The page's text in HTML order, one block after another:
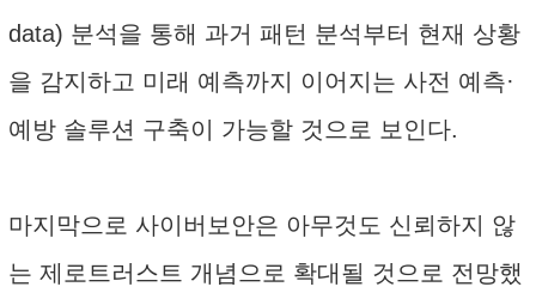
data) 분석을 통해 과거 패턴 분석부터 현재 상황
을 감지하고 미래 예측까지 이어지는 사전 예측·
예방 솔루션 구축이 가능할 것으로 보인다.
마지막으로 사이버보안은 아무것도 신뢰하지 않
는 제로트러스트 개념으로 확대될 것으로 전망했